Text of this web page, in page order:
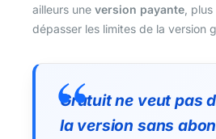
ailleurs une version payante ,
dépasser les limites de la version
Gratuit ne veut pas
la version sans